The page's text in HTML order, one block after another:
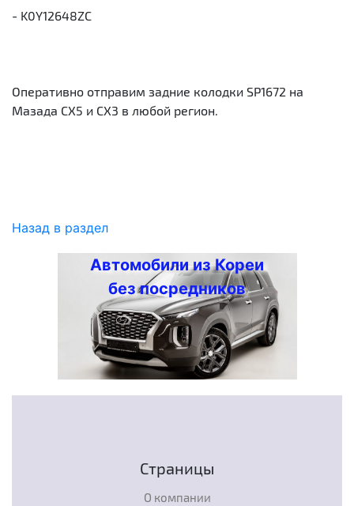
- K0Y12648ZC
Оперативно отправим задние колодки SP1672 на
Мазада СХ5 и СХ3 в любой регион.
Назад в раздел
Автомобили из Кореи
без посредников
Страницы
О компании